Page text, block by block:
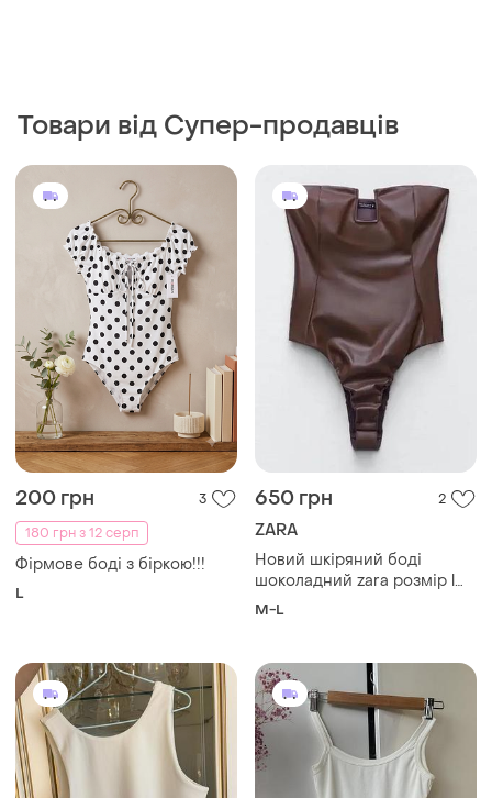
Товари від Супер-продавців
200 грн
3
180 грн з 12 серп
Фірмове боді з біркою!!!
L
650 грн 2
ZARA
Новий шкіряний боді
шоколадний zara розмір l
48
M-L